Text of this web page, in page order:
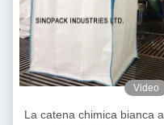
Video
La catena chimica bianca a